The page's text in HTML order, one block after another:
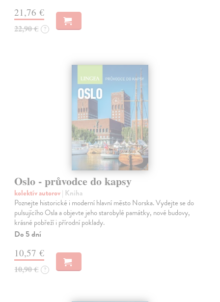
21,76 €
22,90 € ?
Oslo - průvodce do kapsy
kolektív autorov| Kniha
Poznejte historické i moderní hlavní město Norska. Vydejte se do
pulsujícího Osla a objevte jeho starobylé památky, nové budovy,
krásné pobřeží i přírodní poklady.
Do 5 dní
10,57 €
10,90 € ?